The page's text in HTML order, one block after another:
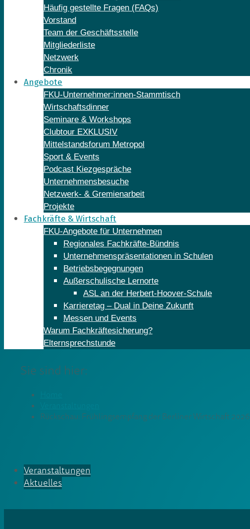
Häufig gestellte Fragen (FAQs)
Vorstand
Team der Geschäftsstelle
Mitgliederliste
Netzwerk
Chronik
Angebote
FKU-Unternehmer:innen-Stammtisch
Wirtschaftsdinner
Seminare & Workshops
Clubtour EXKLUSIV
Mittelstandsforum Metropol
Sport & Events
Podcast Kiezgespräche
Unternehmensbesuche
Netzwerk- & Gremienarbeit
Projekte
Fachkräfte & Wirtschaft
FKU-Angebote für Unternehmen
Regionales Fachkräfte-Bündnis
Unternehmenspräsentationen in Schulen
Betriebsbegegnungen
Außerschulische Lernorte
ASL an der Herbert-Hoover-Schule
Karrieretag – Dual in Deine Zukunft
Messen und Events
Warum Fachkräftesicherung?
Elternsprechstunde
Sie sind hier:
Rückschau: Frühlingsempfang der Berliner Wirtschaft 2026
Veranstaltungen
Aktuelles